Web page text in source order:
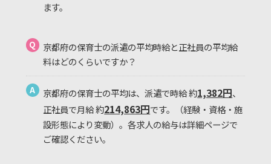
ます。
Q
京都府の保育士の派遣の平均時給と正社員の平均給
料はどのくらいですか？
A 京都府の保育士の平均は、派遣で時給 約1,382円、
正社員で月給 約214,863円です。（経験・資格・施
設形態により変動）。各求人の給与は詳細ページで
ご確認ください。